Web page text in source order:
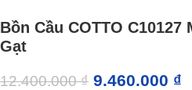
Bồn Cầu COTTO
Gạt
12.400.000₫ 9.460.000 ₫